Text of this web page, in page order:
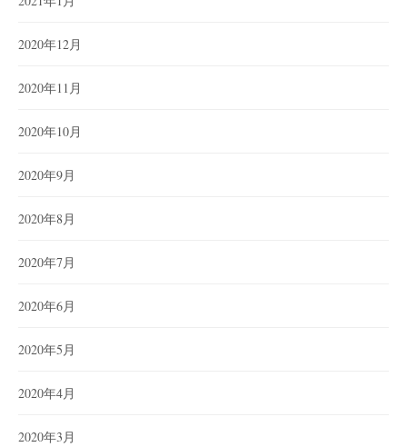
2020年12月
2020年11月
2020年10月
2020年9月
2020年8月
2020年7月
2020年6月
2020年5月
2020年4月
2020年3月